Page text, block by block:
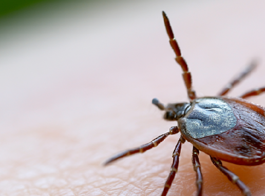
обработку моих персональных данных